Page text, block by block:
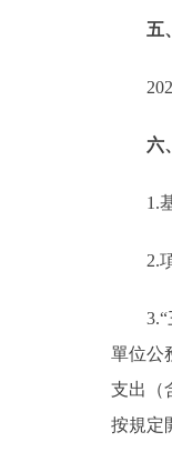
五
六
1.
2.
單位公
支出（
按規定